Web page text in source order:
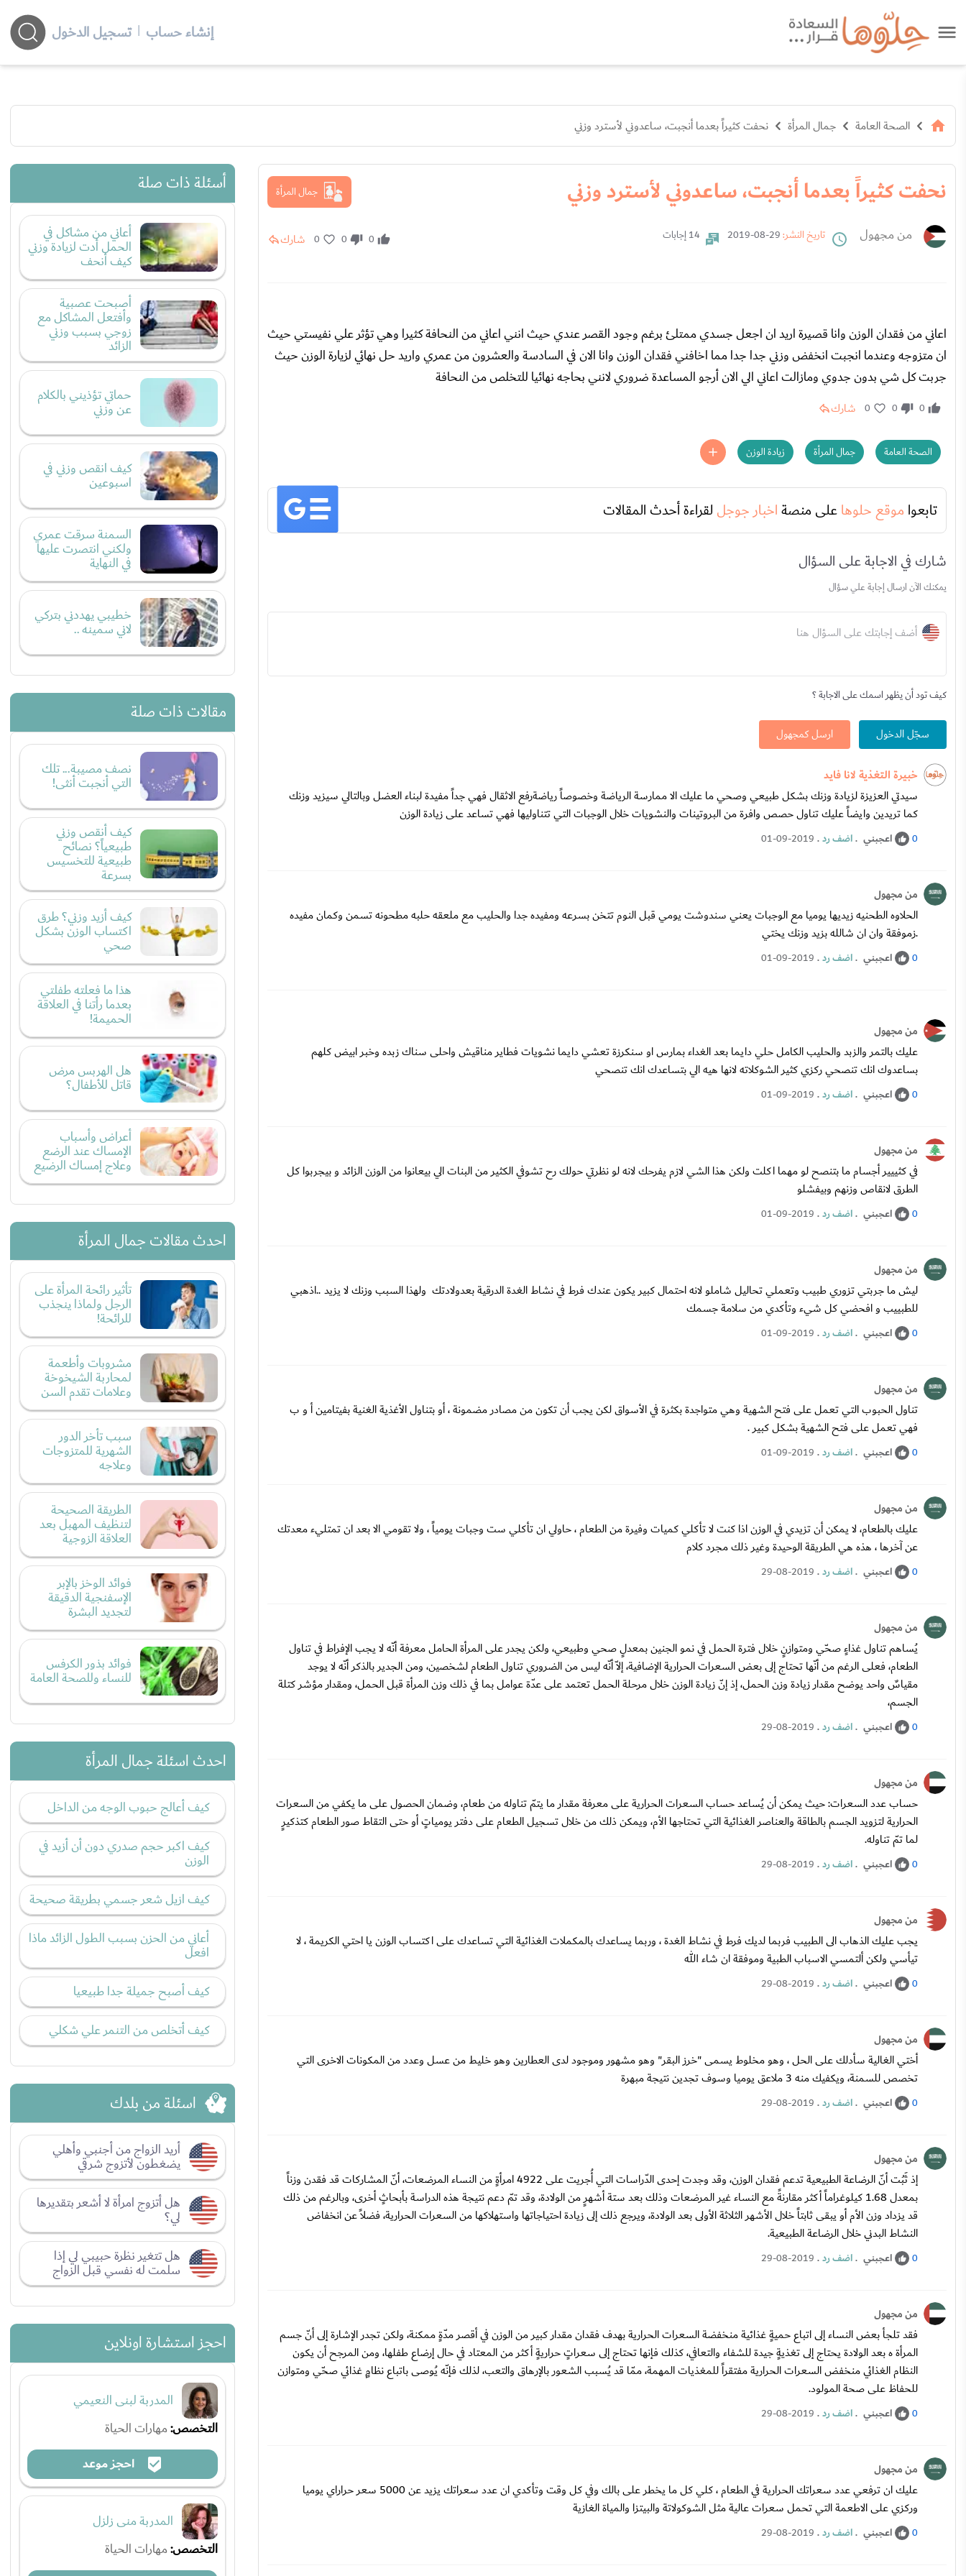
إنشاء حساب | تسجيل الدخول
الصحة العامة جمال المرأة نحفت كثيراً بعدما أنجبت، ساعدوني لأسترد وزني
نحفت كثيراً بعدما أنجبت، ساعدوني لأسترد وزني جمال المرأة
من مجهول تاريخ النشر: 14 إجابات 0
0
0 شارك
اعاني من فقدان الوزن وانا قصيرة اريد ان اجعل جسدي ممتلئ برغم وجود القصر عندي حيث انني اعاني من النحافة كثيرا وهي تؤثر علي نفيستي حيث
ان متزوجه وعندما انجبت انخفض وزني جدا جدا مما اخافني فقدان الوزن وانا الان في السادسة والعشرون من عمري واريد حل نهائي لزيارة الوزن حيث
جربت كل شي بدون جدوي ومازالت اعاني الي الان أرجو المساعدة ضروري لانني بحاجه نهائيا للتخلص من النحافة
0
0
0 شارك
الصحة العامة جمال المرأة زيادة الوزن
تابعوا موقع حلوهاعلى منصةاخبار جوجل لقراءة أحدث المقالات
شارك في الاجابة على السؤال
يمكنك الآن ارسال إجابة علي سؤال
أضف إجابتك على السؤال هنا
كيف تود أن يظهر اسمك على الاجابة ؟
سجّل الدخول ارسل كمجهول
خبيرة التغذية لانا فايد
سيدتي العزيزة لزيادة وزنك بشكل طبيعي وصحي ما عليك الا ممارسة الرياضة وخصوصاً رياضةرفع الاثقال فهي جداً مفيدة لبناء العضل وبالتالي سيزيد وزنك
كما تريدين وايضاً عليك تناول حصص وافرة من البروتينات والنشويات خلال الوجبات التي تتناوليها فهي تساعد على زيادة الوزن
0 اعجبني .اضف رد.
01-09-2019
من مجهول
الحلاوه الطحنيه زيديها يوميا مع الوجبات يعني سندوشت يومي قبل النوم تتخن بسرعه ومفيده جدا والحليب مع ملعقه حلبه مطحونه تسمن وكمان مفيده
.زموفقة وان ان شالله بزيد وزنك يختي
0 اعجبني .اضف رد.
01-09-2019
من مجهول
عليك بالتمر والزبد والحليب الكامل حلي دايما بعد الغداء بمارس او سنكرزة تعشي دايما نشويات فطاير مناقيش واحلى سناك زبده وخبر ابيض كلهم
بساعدوك انك تنصحي ركزي كثير الشوكلاته لانها هيه الي بتساعدك انك تنصحي
0 اعجبني .اضف رد.
01-09-2019
من مجهول
في كثييير أجسام ما بتنصح لو مهما اكلت ولكن هذا الشي لازم يفرحك لانه لو نظرتي حولك رح تشوفي الكثير من البنات الي بيعانوا من الوزن الزائد و بيجربوا كل
الطرق لانقاص وزنهم وبيفشلو
0 اعجبني .اضف رد.
01-09-2019
من مجهول
ليش ما جربتي تزوري طبيب وتعملي تحاليل شاملو لانه احتمال كبير يكون عندك فرط في نشاط الغدة الدرقية بعدولادتك ولهذا السبب وزنك لا يزيد ..اذهبي
للطبييب و افحضي كل شيء وتأكدي من سلامة جسمك
0 اعجبني .اضف رد.
01-09-2019
من مجهول
تناول الحبوب التي تعمل على فتح الشهية وهي متواجدة بكثرة في الأسواق لكن يجب أن تكون من مصادر مضمونة ، أو بتناول الأغذية الغنية بفيتامين أ و ب
فهي تعمل على فتح الشهية بشكل كبير .
0 اعجبني .اضف رد.
01-09-2019
من مجهول
عليك بالطعام، لا يمكن أن تزيدي في الوزن اذا كنت لا تأكلي كميات وفيرة من الطعام ، حاولي ان تأكلي ست وجبات يومياً ، ولا تقومي الا بعد ان تمتليء معدتك
عن آخرها ، هذه هي الطريقة الوحيدة وغير ذلك مجرد كلام
0 اعجبني .اضف رد.
29-08-2019
من مجهول
يُساهم تناول غذاءٍ صحّي ومتوازنٍ خلال فترة الحمل في نمو الجنين بمعدلٍ صحي وطبيعي، ولكن يجدر على المرأة الحامل معرفة أنّه لا يجب الإفراط في تناول
الطعام، فعلى الرغم من أنّها تحتاج إلى بعض السعرات الحرارية الإضافية، إلاّ أنّه ليس من الضروري تناول الطعام لشخصين، ومن الجدير بالذكر أنّه لا يوجد
مقياسٌ واحد يوضح مقدار زيادة وزن الحمل، إذ إنّ زيادة الوزن خلال مرحلة الحمل تعتمد على عدّة عوامل بما في ذلك وزن المرأة قبل الحمل، ومقدار مؤشر كتلة
الجسم،
0 اعجبني .اضف رد.
29-08-2019
من مجهول
حساب عدد السعرات: حيث يمكن أن يُساعد حساب السعرات الحرارية على معرفة مقدار ما يتمّ تناوله من طعام، وضمان الحصول على ما يكفي من السعرات
الحرارية لتزويد الجسم بالطاقة والعناصر الغذائية التي تحتاجها الأم، ويمكن ذلك من خلال تسجيل الطعام على دفتر يومياتٍ أو حتى التقاط صور الطعام كتذكيرٍ
لما تمّ تناوله.
0 اعجبني .اضف رد.
29-08-2019
من مجهول
يجب عليك الذهاب الى الطبيب فربما لديك فرط في نشاط الغدة ، وربما يساعدك بالمكملات الغذائية التي تساعدك على اكتساب الوزن يا احتي الكريمة ، لا
تيأسي ولكن ألتمسي الاسباب الطبية وموفقة ان شاء الله
0 اعجبني .اضف رد.
29-08-2019
من مجهول
أختي الغالية سأدلك على الحل ، وهو مخلوط يسمى "خرز البقر" وهو مشهور وموجود لدى العطارين وهو خليط من عسل وعدد من المكونات الاخرى التي
تخصص للسمنة، ويكفيك منه 3 ملاعق يوميا وسوف تجدين نتيجة مبهرة
0 اعجبني .اضف رد.
29-08-2019
من مجهول
إذ ثَبُت أنّ الرضاعة الطبيعية تدعم فقدان الوزن، وقد وجدت إحدى الدّراسات التي أُجريت على 4922 امرأةٍ من النساء المرضعات، أنّ المشاركات قد فقدن وزناً
بمعدل 1.68 كيلوغراماً أكثر مقارنةً مع النساء غير المرضعات وذلك بعد ستة أشهرٍ من الولادة، وقد تمّ دعم نتيجة هذه الدراسة بأبحاثٍ أخرى، وبالرغم من ذلك
قد يزداد وزن الأم أو يبقى ثابتاً خلال الأشهر الثلاثة الأولى بعد الولادة، ويرجع ذلك إلى زيادة احتياجاتها واستهلاكها من السعرات الحرارية، فضلاً عن انخفاض
النشاط البدني خلال الرضاعة الطبيعية.
0 اعجبني .اضف رد.
29-08-2019
من مجهول
فقد تلجأ بعض النساء إلى اتباع حميةٍ غذائية منخفضة السعرات الحرارية بهدف فقدان مقدار كبير من الوزن في أقصر مدّةٍ ممكنة، ولكن تجدر الإشارة إلى أنّ جسم
المرأة ه بعد الولادة يحتاج إلى تغذيةٍ جيدة للشفاء والتعافي، كذلك فإنها تحتاج إلى سعراتٍ حراريةٍ أكثر من المعتاد في حال إرضاع طفلها، ومن المرجح أن يكون
النظام الغذائي منخفض السعرات الحرارية مفتقراً للمغذيات المهمة، ممّا قد يُسبب الشعور بالإرهاق والتعب، لذلك فإنّه يُوصى باتباع نظامٍ غذائي صحّي ومتوازن
للحفاظ على صحة المولود.
0 اعجبني .اضف رد.
29-08-2019
من مجهول
عليك ان ترفعي عدد سعراتك الحرارية في الطعام ، كلي كل ما يخطر على بالك وفي كل وقت وتأكدي ان عدد سعراتك يزيد عن 5000 سعر حراراي يوميا
وركزي على الاطعمة التي تحمل سعرات عالية مثل الشوكولاتة والبيتزا والمياة الغازية
0 اعجبني .اضف رد.
29-08-2019
أسئلة ذات صلة
أعاني من مشاكل في
الحمل أدت لزيادة وزني
كيف أنحف
أصبحت عصبية
وأفتعل المشاكل مع
زوجي بسبب وزني
الزائد
حماتي تؤذيني بالكلام
عن وزني
كيف انقص وزني في
اسبوعين
السمنة سرقت عمري
ولكني انتصرت عليها
في النهاية
خطيبي يهددني بتركي
لاني سمينه ..
مقالات ذات صلة
نصف مصيبة... تلك
التي أنجبت أنثى!
كيف أنقص وزني
طبيعياً؟ نصائح
طبيعية للتخسيس
بسرعة
كيف أزيد وزني؟ طرق
اكتساب الوزن بشكل
صحي
هذا ما فعلته طفلتي
بعدما رأتنا في العلاقة
الحميمة!
هل الهربس مرض
قاتل للأطفال؟
أعراض وأسباب
الإمساك عند الرضع
وعلاج إمساك الرضيع
احدث مقالات جمال المرأة
تأثير رائحة المرأة على
الرجل ولماذا ينجذب
للرائحة!
مشروبات وأطعمة
لمحاربة الشيخوخة
وعلامات تقدم السن
سبب تأخر الدور
الشهرية للمتزوجات
وعلاجه
الطريقة الصحيحة
لتنظيف المهبل بعد
العلاقة الزوجية
فوائد الوخز بالإبر
الإسفنجية الدقيقة
لتجديد البشرة
فوائد بذور الكرفس
للنساء وللصحة العامة
احدث اسئلة جمال المرأة
كيف أعالج حبوب الوجه من الداخل
كيف اكبر حجم صدري دون أن أزيد في
الوزن
كيف ازيل شعر جسمي بطريقة صحيحة
أعاني من الحزن بسبب الطول الزائد ماذا
افعل
كيف أصبح جميلة جدا طبيعيا
كيف أتخلص من التنمر علي شكلي
اسئلة من بلدك
أريد الزواج من أجنبي وأهلي
يضغطون لأتزوج شرقي
هل أتزوج امرأة لا أشعر بتقديرها
لي؟
هل تتغير نظرة حبيبي لي إذا
سلمت له نفسي قبل الزواج
احجز استشارة اونلاين
المدربة لبنى النعيمي
التخصص:مهارات الحياة
احجز موعد
المدربة منى زلزل
التخصص:مهارات الحياة